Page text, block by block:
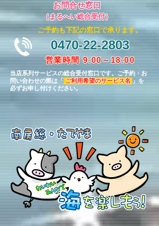
お問合せ窓口
（まるへい総合受付）
​ご予約も下記の窓口で承ります。
0470-22-2803
営業時間 9:00～18:00
当店系列サービスの総合受付窓口です。ご予約・お
問い合わせの際は「 ご利用希望のサービス名 」を
必ずお申し付けください。